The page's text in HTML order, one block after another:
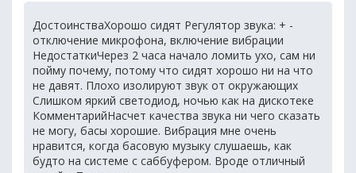
ДостоинстваХорошо сидят Регулятор звука: + -
отключение микрофона, включение вибрации
НедостаткиЧерез 2 часа начало ломить ухо, сам ни
пойму почему, потому что сидят хорошо ни на что
не давят. Плохо изолируют звук от окружающих
Слишком яркий светодиод, ночью как на дискотеке
КомментарийНасчет качества звука ни чего сказать
не могу, басы хорошие. Вибрация мне очень
нравится, когда басовую музыку слушаешь, как
будто на системе с саббуфером. Вроде отличный